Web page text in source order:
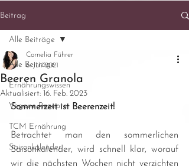
Beitrag
Alle Beiträge
Ernährungswissen
Vegane Rezepte
TCM Ernährung
Saisonkalender
Alle Beiträge
Beeren Granola
Cornelia Führer
6. Juli 2021
Aktualisiert: 16. Feb. 2023
Sommerzeit ist Beerenzeit!
Betrachtet man den sommerlichen
Saisonkalender, wird schnell klar, worauf
wir die nächsten Wochen nicht verzichten